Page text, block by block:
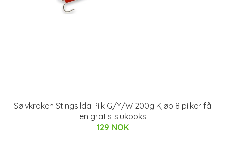
Sølvkroken Stingsilda Pilk G/Y/W 200g Kjøp 8 pilker få
en gratis slukboks
129 NOK